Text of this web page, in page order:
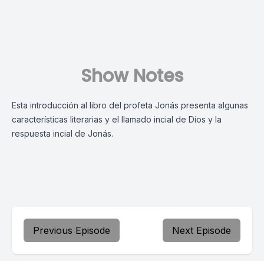
Show Notes
Esta introducción al libro del profeta Jonás presenta algunas
características literarias y el llamado incial de Dios y la
respuesta incial de Jonás.
Previous Episode Next Episode